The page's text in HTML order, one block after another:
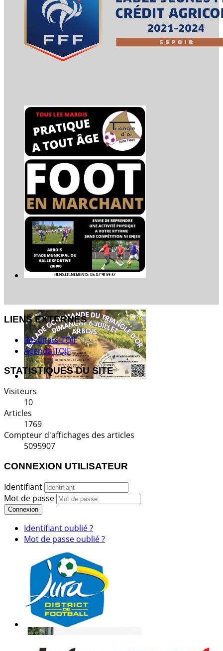
LIENS EXTERNES
Résultats TOJF
Agenda TOJF
STATISTIQUES DU SITE
Visiteurs
10
Articles
1769
Compteur d'affichages des articles
5095907
CONNEXION UTILISATEUR
Identifiant
Mot de passe
Connexion
Identifiant oublié ?
Mot de passe oublié ?